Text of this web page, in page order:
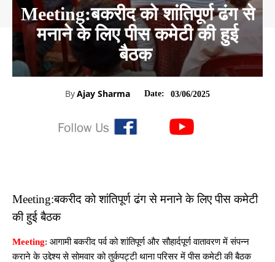
Meeting:बकरीद को शांतिपूर्ण ढंग से
मनाने के लिए पीस कमेटी की हुई
बैठक
ByAjay Sharma Date: 03/06/2025
Meeting:बकरीद को शांतिपूर्ण ढंग से मनाने के लिए पीस कमेटी
की हुई बैठक
Meeting: आगामी बकरीद पर्व को शांतिपूर्ण और सौहार्दपूर्ण वातावरण में संपन्न
कराने के उद्देश्य से सोमवार को तुर्कपट्टी थाना परिसर में पीस कमेटी की बैठक